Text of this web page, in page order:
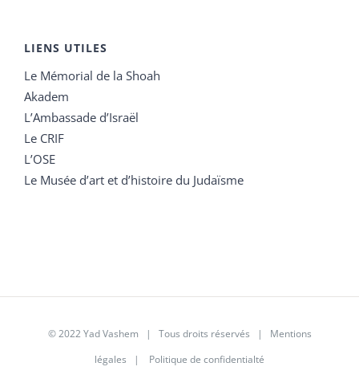
LIENS UTILES
Le Mémorial de la Shoah
Akadem
L’Ambassade d’Israël
Le CRIF
L’OSE
Le Musée d’art et d’histoire du Judaïsme
© 2022 Yad Vashem | Tous droits réservés | Mentions
légales | Politique de confidentialté